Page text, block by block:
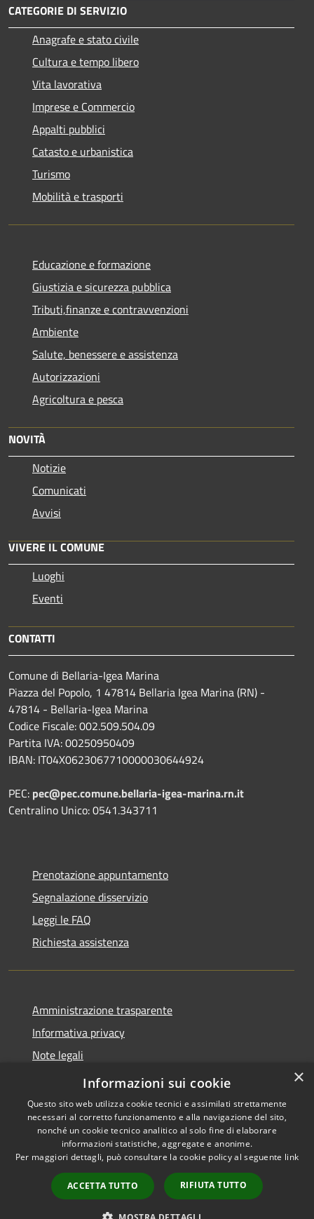
CATEGORIE DI SERVIZIO
Anagrafe e stato civile
Cultura e tempo libero
Vita lavorativa
Imprese e Commercio
Appalti pubblici
Catasto e urbanistica
Turismo
Mobilità e trasporti
Educazione e formazione
Giustizia e sicurezza pubblica
Tributi,finanze e contravvenzioni
Ambiente
Salute, benessere e assistenza
Autorizzazioni
Agricoltura e pesca
NOVITÀ
Notizie
Comunicati
Avvisi
VIVERE IL COMUNE
Luoghi
Eventi
CONTATTI
Comune di Bellaria-Igea Marina
Piazza del Popolo, 1 47814 Bellaria Igea Marina (RN) -
47814 - Bellaria-Igea Marina
Codice Fiscale: 002.509.504.09
Partita IVA: 00250950409
IBAN: IT04X0623067710000030644924
PEC: pec@pec.comune.bellaria-igea-marina.rn.it
Centralino Unico: 0541.343711
Prenotazione appuntamento
Segnalazione disservizio
Leggi le FAQ
Richiesta assistenza
Amministrazione trasparente
Informativa privacy
Note legali
Dichiarazione di accessibilità
Accessibilità
Copyright © 2026 • Comune di
Bellaria Igea Marina • Powered
byMunicipium
Accesso
redazione
×
Informazioni sui cookie
Questo sito web utilizza cookie tecnici e assimilati strettamente
necessari al corretto funzionamento e alla navigazione del sito,
nonché un cookie tecnico analitico al solo fine di elaborare
informazioni statistiche, aggregate e anonime.
Per maggiori dettagli, può consultare la cookie policy al seguente link
ACCETTA TUTTO RIFIUTA TUTTO